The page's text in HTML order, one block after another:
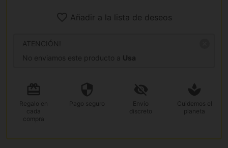
Añadir a la lista de deseos
ATENCIÓN!
No enviamos este producto a Usa
Regalo en
cada
compra
Pago seguro
Envío
discreto
Cuidemos el
planeta